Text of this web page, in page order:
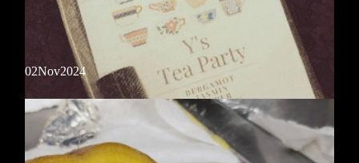
新フルーツ
【カリフォルニア産ザクロ】入荷！こちらで自家製グレナデンシロップ
を仕込みます。フレッシュザクロと自家製シロップのジャックローズ、
ぜひご賞味ください！
02Nov2024